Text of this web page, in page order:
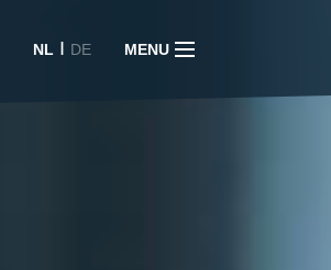
NL I DE MENU